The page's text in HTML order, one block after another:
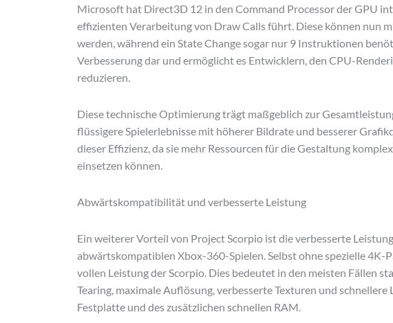
Microsoft hat Direct3D 12 in den Command Processor der GPU
effizienten Verarbeitung von Draw Calls führt. Diese können nun
werden, während ein State Change sogar nur 9 Instruktionen
Verbesserung dar und ermöglicht es Entwicklern, den CPU-
reduzieren.
Diese technische Optimierung trägt maßgeblich zur
flüssigere Spielerlebnisse mit höherer Bildrate und besserer
dieser Effizienz, da sie mehr Ressourcen für die Gestaltung
einsetzen können.
Abwärtskompatibilität und verbesserte Leistung
Ein weiterer Vorteil von Project Scorpio ist die verbesserte
abwärtskompatiblen Xbox-360-Spielen. Selbst ohne spezielle 4K-
vollen Leistung der Scorpio. Dies bedeutet in den meisten Fällen
Tearing, maximale Auflösung, verbesserte Texturen und
Festplatte und des zusätzlichen schnellen RAM.